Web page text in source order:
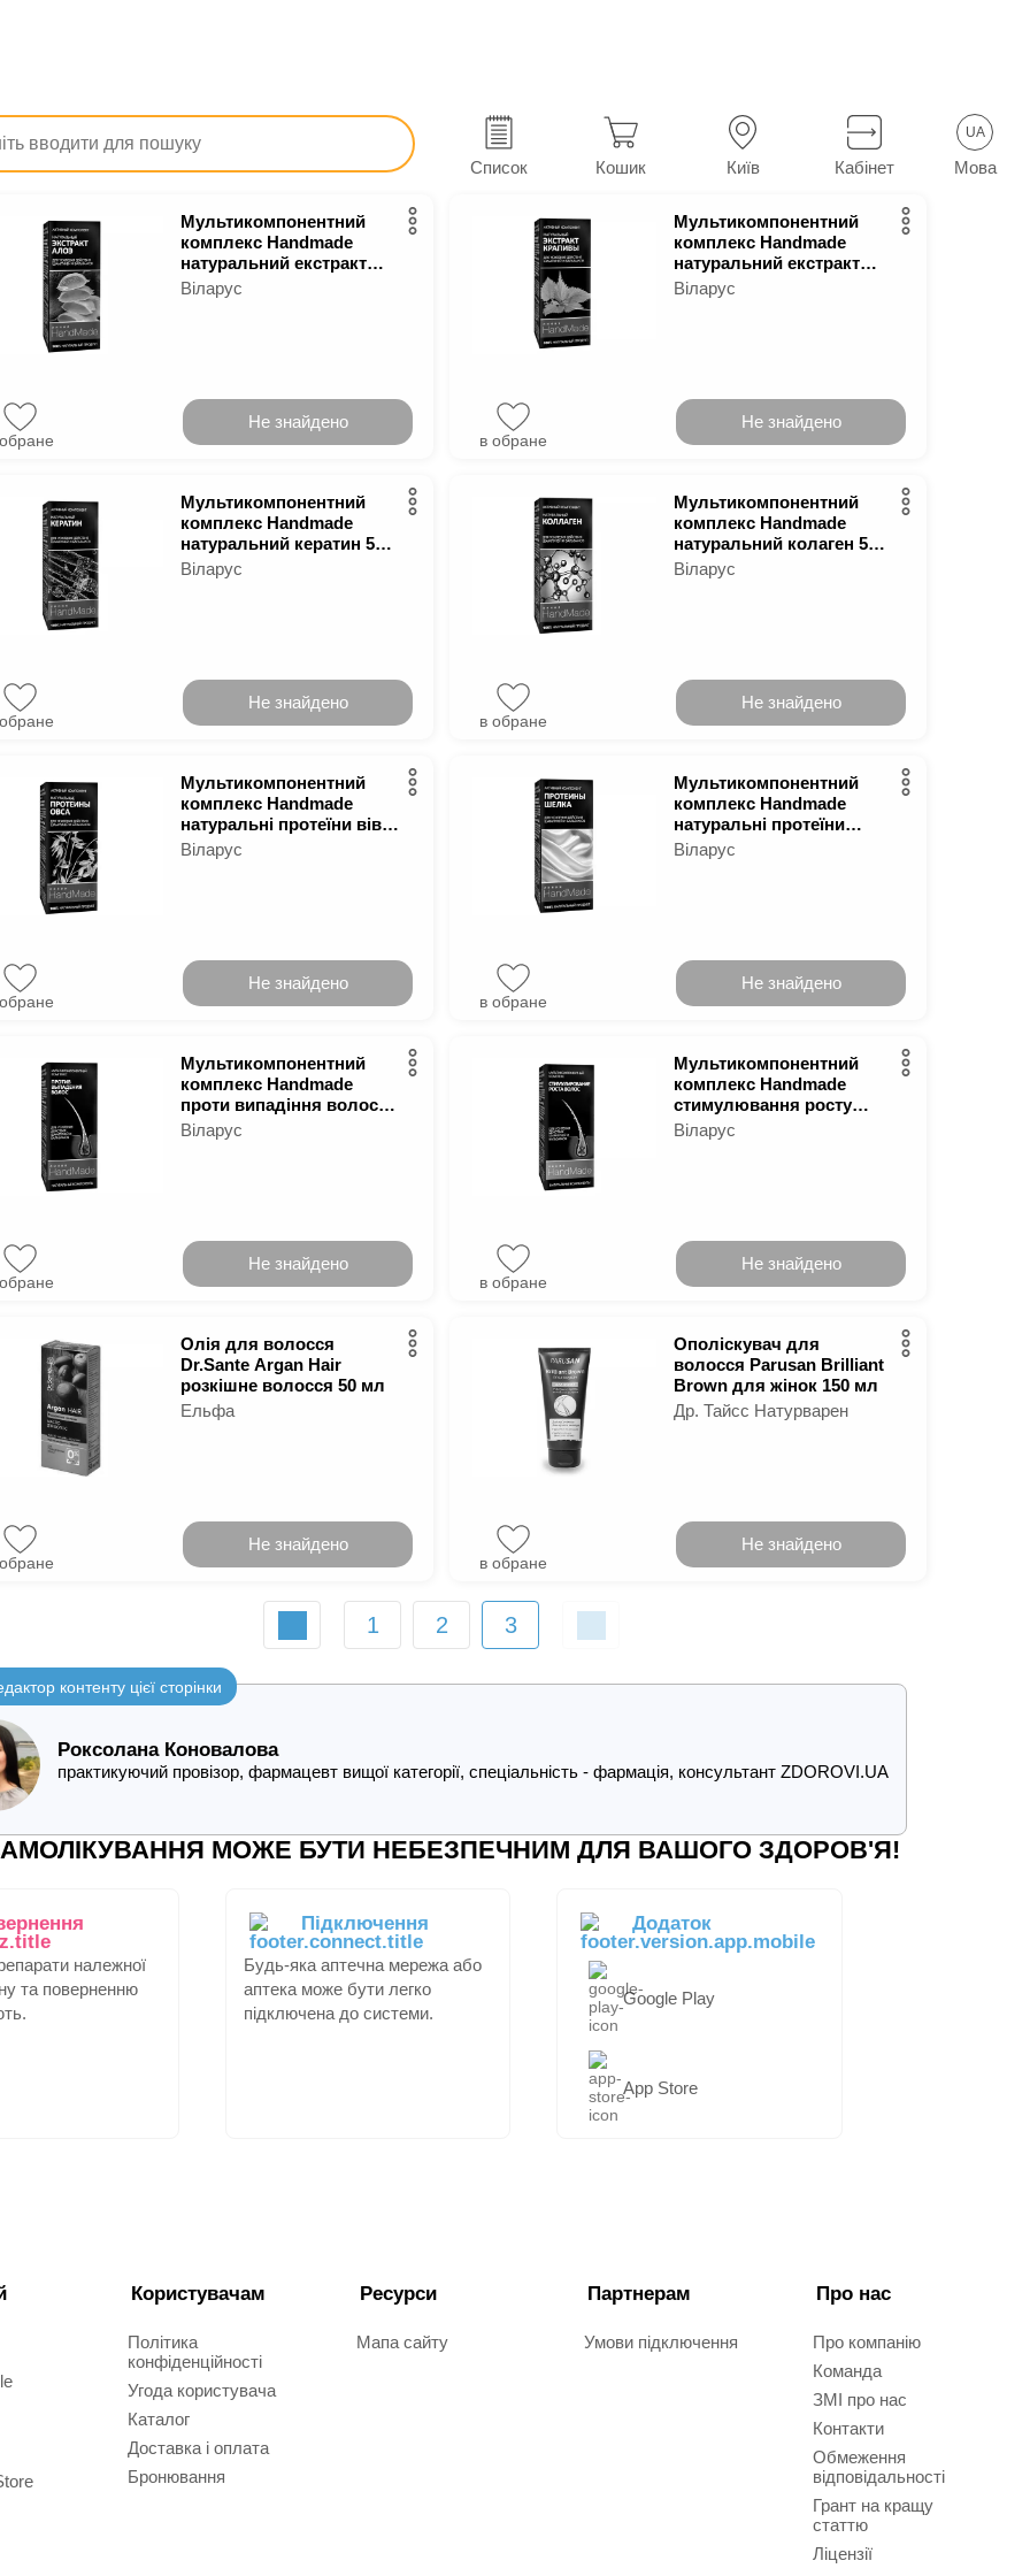
Список Кошик Київ Кабінет
UA
Мова
Краса та догляд Догляд за шкірою голови і волоссям Комплексні засоби для волосся у м.Київ
засоби для волосся
Мультикомпонентний
комплекс Handmade
натуральний екстракт
алое 5 мл
Віларус
Не знайдено
Мультикомпонентний
комплекс Handmade
натуральний екстракт
кропиви 5 мл
Віларус
в обране
Не знайдено
Мультикомпонентний
комплекс Handmade
натуральний кератин 5
мл
Віларус
Не знайдено
Мультикомпонентний
комплекс Handmade
натуральний колаген 5
мл
Віларус
в обране
Не знайдено
Мультикомпонентний
комплекс Handmade
натуральні протеїни вівса
5 мл
Віларус
Не знайдено
Мультикомпонентний
комплекс Handmade
натуральні протеїни
шовку 5 мл
Віларус
в обране
Не знайдено
Мультикомпонентний
комплекс Handmade
проти випадіння волосся
5 мл
Віларус
Не знайдено
Мультикомпонентний
комплекс Handmade
стимулювання росту
волосся 5 мл
Віларус
в обране
Не знайдено
Олія для волосся
Dr.Sante Argan Hair
розкішне волосся 50 мл
Ельфа
Не знайдено
Ополіскувач для
волосся Parusan Brilliant
Brown для жінок 150 мл
Др. Тайсс Натурварен
в обране
Не знайдено
1 2 3
контенту цієї сторінки
Роксолана Коновалова
практикуючий провізор, фармацевт вищої категорії, спеціальність - фармація, консультант ZDOROVI.UA
МОЖЕ БУТИ НЕБЕЗПЕЧНИМ ДЛЯ ВАШОГО ЗДОРОВ'Я!
належної
та поверненню
Підключення
Будь-яка аптечна мережа або
аптека може бути легко
підключена до системи.
Додаток
Google Play
App Store
Користувачам
Політика
конфіденційності
Угода користувача
Каталог
Доставка і оплата
Бронювання
Ресурси
Мапа сайту
Партнерам
Умови підключення
Про нас
Про компанію
Команда
ЗМІ про нас
Контакти
Обмеження
відповідальності
Грант на кращу
статтю
Ліцензії